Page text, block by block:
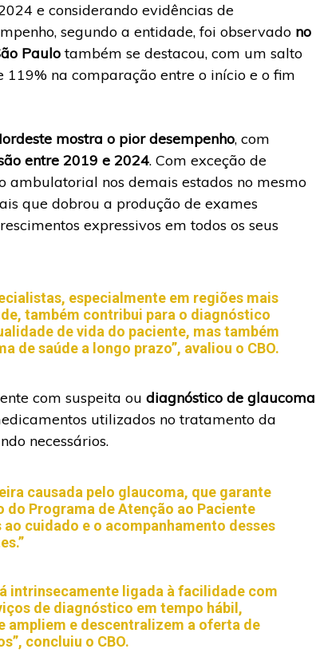
e considerando evidências de
segundo a entidade, foi observado no
Paulotambém se destacou, com um salto
119% na comparação entre o início e o fim
mostra o pior desempenho, com
entre 2019 e 2024. Com exceção de
ambulatorial nos demais estados no mesmo
que dobrou a produção de exames
expressivos em todos os seus
especialmente em regiões mais
também contribui para o diagnóstico
de vida do paciente, mas também
de saúde a longo prazo”, avaliou o CBO.
com suspeita ou diagnóstico de glaucoma
utilizados no tratamento da
necessários.
causada pelo glaucoma, que garante
Programa de Atenção ao Paciente
cuidado e o acompanhamento desses
intrinsecamente ligada à facilidade com
de diagnóstico em tempo hábil,
ampliem e descentralizem a oferta de
concluiu o CBO.